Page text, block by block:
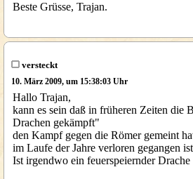
Beste Grüsse, Trajan.
versteckt
10. März 2009, um 15:38:03 Uhr
Hallo Trajan,
kann es sein daß in früheren Zeiten die
Drachen gekämpft"
den Kampf gegen die Römer gemeint
im Laufe der Jahre verloren gegangen
Ist irgendwo ein feuerspeiernder